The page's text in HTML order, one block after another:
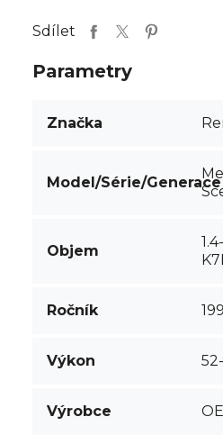
Sdílet
Parametry
Značka
Model/Série/Generace
Objem
Ročník
Výkon
Výrobce OE